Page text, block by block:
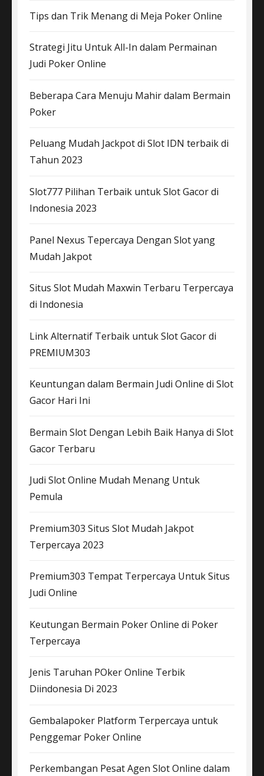
Tips dan Trik Menang di Meja Poker Online
Strategi Jitu Untuk All-In dalam Permainan
Judi Poker Online
Beberapa Cara Menuju Mahir dalam Bermain
Poker
Peluang Mudah Jackpot di Slot IDN terbaik di
Tahun 2023
Slot777 Pilihan Terbaik untuk Slot Gacor di
Indonesia 2023
Panel Nexus Tepercaya Dengan Slot yang
Mudah Jakpot
Situs Slot Mudah Maxwin Terbaru Terpercaya
di Indonesia
Link Alternatif Terbaik untuk Slot Gacor di
PREMIUM303
Keuntungan dalam Bermain Judi Online di Slot
Gacor Hari Ini
Bermain Slot Dengan Lebih Baik Hanya di Slot
Gacor Terbaru
Judi Slot Online Mudah Menang Untuk
Pemula
Premium303 Situs Slot Mudah Jakpot
Terpercaya 2023
Premium303 Tempat Terpercaya Untuk Situs
Judi Online
Keutungan Bermain Poker Online di Poker
Terpercaya
Jenis Taruhan POker Online Terbik
Diindonesia Di 2023
Gembalapoker Platform Terpercaya untuk
Penggemar Poker Online
Perkembangan Pesat Agen Slot Online dalam